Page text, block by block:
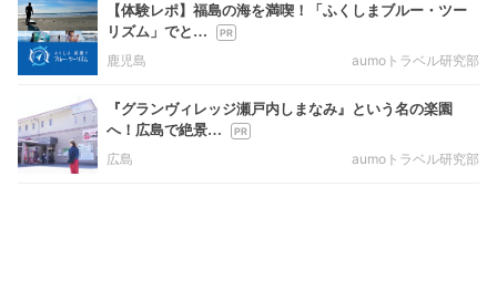
【体験レポ】福島の海を満喫！「ふくしまブルー・ツー
リズム」でと…
鹿児島
aumoトラベル研究部
『グランヴィレッジ瀬戸内しまなみ』という名の楽園
へ！広島で絶景…
広島
aumoトラベル研究部